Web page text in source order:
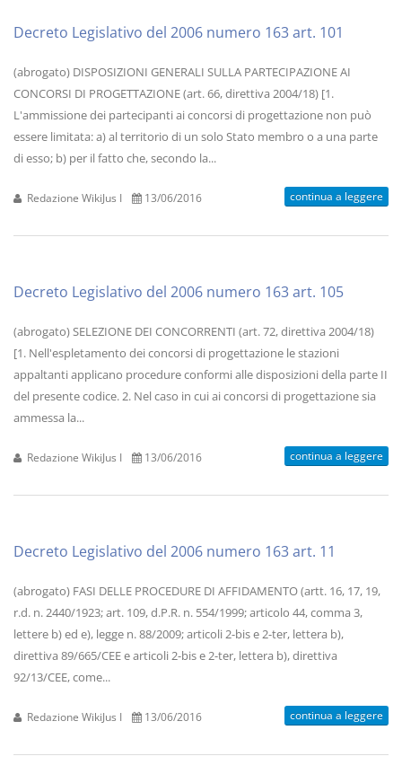
Decreto Legislativo del 2006 numero 163 art. 101
(abrogato) DISPOSIZIONI GENERALI SULLA PARTECIPAZIONE AI
CONCORSI DI PROGETTAZIONE (art. 66, direttiva 2004/18) [1.
L'ammissione dei partecipanti ai concorsi di progettazione non può
essere limitata: a) al territorio di un solo Stato membro o a una parte
di esso; b) per il fatto che, secondo la...
Redazione WikiJus I 13/06/2016 continua a leggere
Decreto Legislativo del 2006 numero 163 art. 105
(abrogato) SELEZIONE DEI CONCORRENTI (art. 72, direttiva 2004/18)
[1. Nell'espletamento dei concorsi di progettazione le stazioni
appaltanti applicano procedure conformi alle disposizioni della parte II
del presente codice. 2. Nel caso in cui ai concorsi di progettazione sia
ammessa la...
Redazione WikiJus I 13/06/2016 continua a leggere
Decreto Legislativo del 2006 numero 163 art. 11
(abrogato) FASI DELLE PROCEDURE DI AFFIDAMENTO (artt. 16, 17, 19,
r.d. n. 2440/1923; art. 109, d.P.R. n. 554/1999; articolo 44, comma 3,
lettere b) ed e), legge n. 88/2009; articoli 2-bis e 2-ter, lettera b),
direttiva 89/665/CEE e articoli 2-bis e 2-ter, lettera b), direttiva
92/13/CEE, come...
Redazione WikiJus I 13/06/2016 continua a leggere